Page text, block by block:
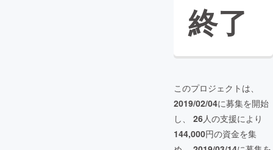
終了
このプロジェクトは、
2019/02/04に募集を開始
し、 26人の支援により
144,000円の資金を集